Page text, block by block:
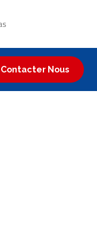
Contacter Nous